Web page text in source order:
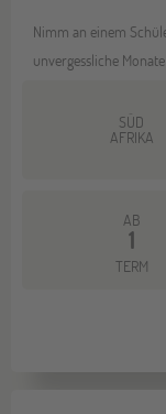
Nimm an einem
unvergessliche
SÜD
AFRIKA
AB
1
TERM